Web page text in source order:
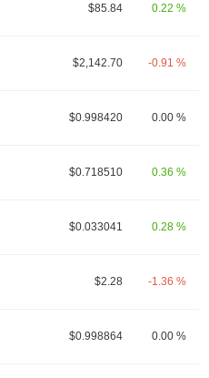
$85.84 0.22 %
$2,142.70 -0.91 %
$0.998420 0.00 %
$0.718510 0.36 %
$0.033041 0.28 %
$2.28 -1.36 %
$0.998864 0.00 %